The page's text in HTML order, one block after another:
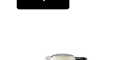
€59.90.